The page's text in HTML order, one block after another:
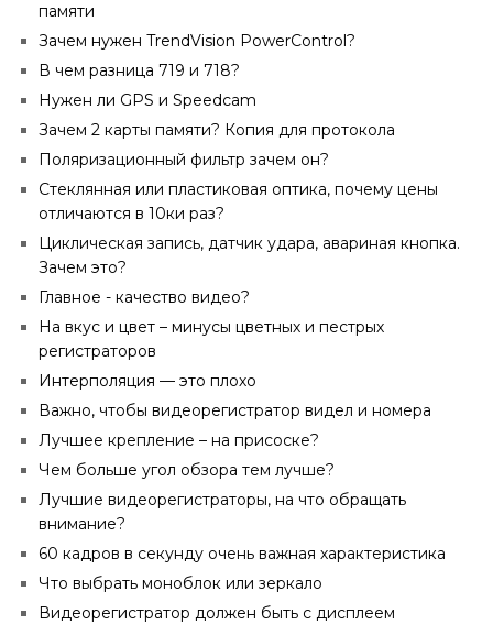
памяти
Зачем нужен TrendVision PowerControl?
В чем разница 719 и 718?
Нужен ли GPS и Speedcam
Зачем 2 карты памяти? Копия для протокола
Поляризационный фильтр зачем он?
Стеклянная или пластиковая оптика, почему цены
отличаются в 10ки раз?
Циклическая запись, датчик удара, авариная кнопка.
Зачем это?
Главное - качество видео?
На вкус и цвет – минусы цветных и пестрых
регистраторов
Интерполяция — это плохо
Важно, чтобы видеорегистратор видел и номера
Лучшее крепление – на присоске?
Чем больше угол обзора тем лучше?
Лучшие видеорегистраторы, на что обращать
внимание?
60 кадров в секунду очень важная характеристика
Что выбрать моноблок или зеркало
Видеорегистратор должен быть с дисплеем